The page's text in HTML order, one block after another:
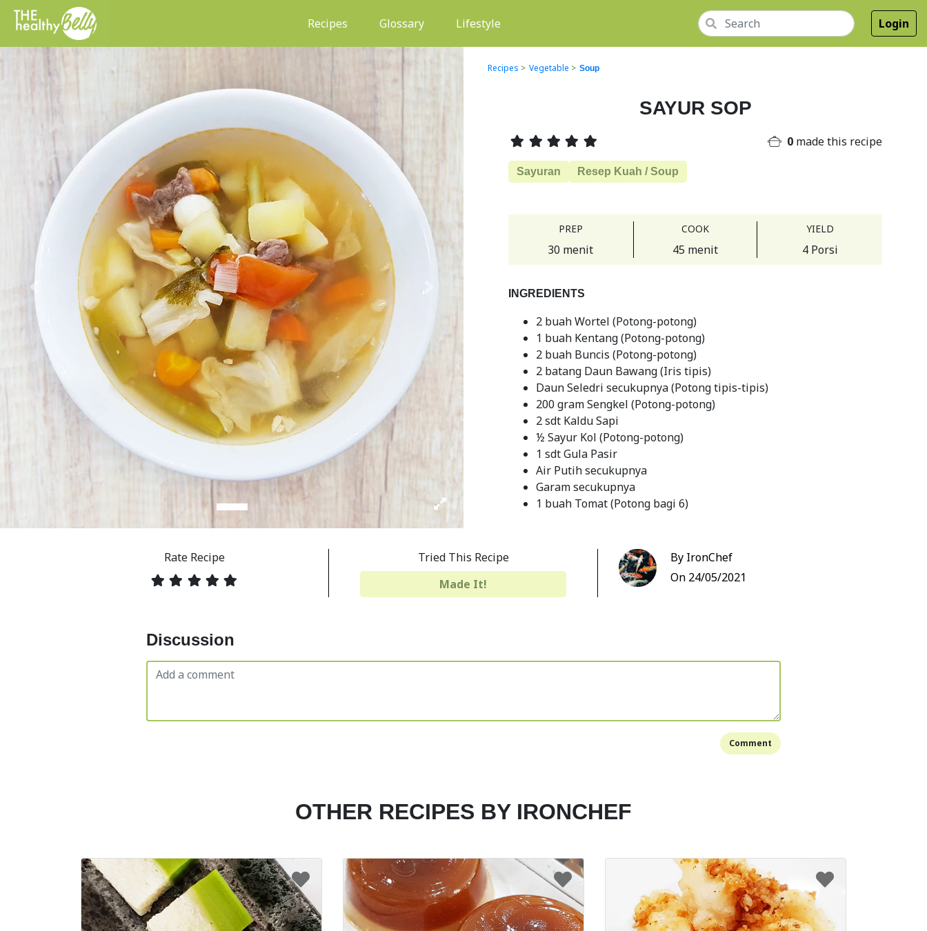
Recipes (current)Glossary Lifestyle Login
Previous
Recipes > Vegetable > Soup
SAYUR SOP
0 made this recipe
Sayuran Resep Kuah / Soup
PREP
30 menit
COOK
45 menit
YIELD
4 Porsi
INGREDIENTS
2 buah Wortel (Potong-potong)
1 buah Kentang (Potong-potong)
2 buah Buncis (Potong-potong)
2 batang Daun Bawang (Iris tipis)
Daun Seledri secukupnya (Potong tipis-tipis)
200 gram Sengkel (Potong-potong)
2 sdt Kaldu Sapi
½ Sayur Kol (Potong-potong)
1 sdt Gula Pasir
Air Putih secukupnya
Garam secukupnya
1 buah Tomat (Potong bagi 6)
Cuci dan potong wortel, kentang, buncis, daun bawang, tomat,
sayur kol dan daun seledri kecil-kecil atau sesuai selera.
Potong sengkel kotak-kotak.
Rate Recipe
Tried This Recipe
Made It!
By IronChef
On 24/05/2021
Discussion
Comment
OTHER RECIPES BY IRONCHEF